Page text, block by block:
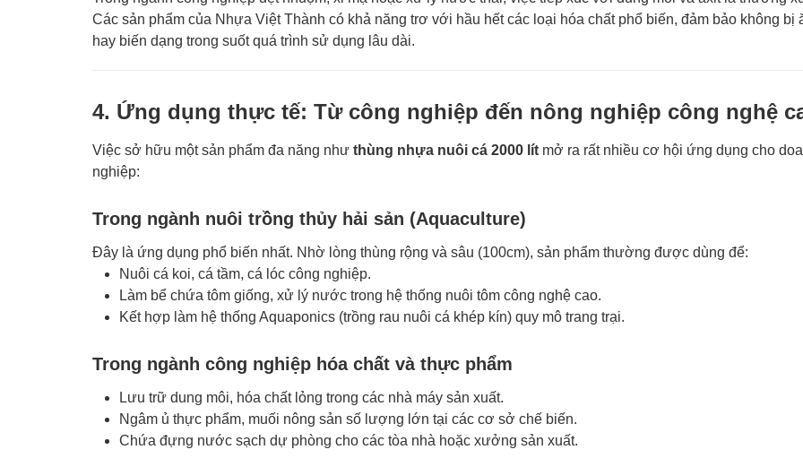
Các sản phẩm của Nhựa Việt Thành có khả năng trơ với hầu hết các loại hóa chất phổ biến, đảm bảo không bị
hay biến dạng trong suốt quá trình sử dụng lâu dài.
4. Ứng dụng thực tế: Từ công nghiệp đến nông nghiệp công nghệ
Việc sở hữu một sản phẩm đa năng như thùng nhựa nuôi cá 2000 lít mở ra rất nhiều cơ hội ứng dụng cho
nghiệp:
Trong ngành nuôi trồng thủy hải sản (Aquaculture)
Đây là ứng dụng phổ biến nhất. Nhờ lòng thùng rộng và sâu (100cm), sản phẩm thường được dùng để:
Nuôi cá koi, cá tầm, cá lóc công nghiệp.
Làm bể chứa tôm giống, xử lý nước trong hệ thống nuôi tôm công nghệ cao.
Kết hợp làm hệ thống Aquaponics (trồng rau nuôi cá khép kín) quy mô trang trại.
Trong ngành công nghiệp hóa chất và thực phẩm
Lưu trữ dung môi, hóa chất lỏng trong các nhà máy sản xuất.
Ngâm ủ thực phẩm, muối nông sản số lượng lớn tại các cơ sở chế biến.
Chứa đựng nước sạch dự phòng cho các tòa nhà hoặc xưởng sản xuất.